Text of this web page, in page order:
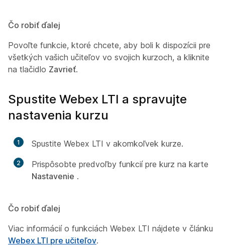
Čo robiť ďalej
Povoľte funkcie, ktoré chcete, aby boli k dispozícii pre
všetkých vašich učiteľov vo svojich kurzoch, a kliknite
na tlačidlo Zavrieť.
Spustite Webex LTI a spravujte
nastavenia kurzu
1 Spustite Webex LTI v akomkoľvek kurze.
2
Prispôsobte predvoľby funkcií pre kurz na karte
Nastavenie .
Čo robiť ďalej
Viac informácií o funkciách Webex LTI nájdete v článku
Webex LTI pre učiteľov.